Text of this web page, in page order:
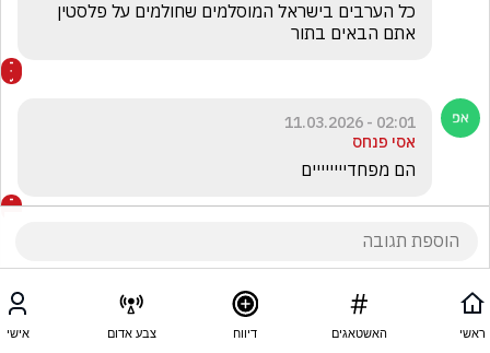
אתם הבאים בתור
02:01 - 11.03.2026
אסי פנחס
הם מפחדיייייייים
ראשי האשטאגים דיווח צבע אדום אישי